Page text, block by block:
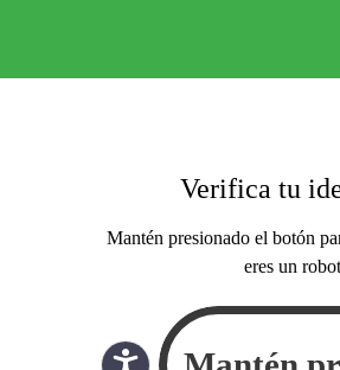
Verifica tu
Mantén presionado el botón
eres un